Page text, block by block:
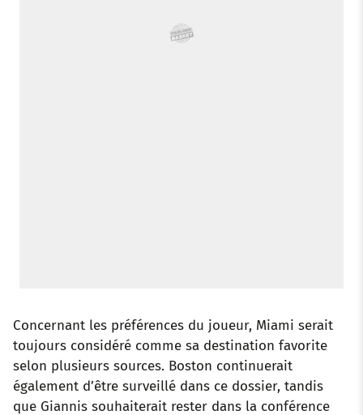
Concernant les préférences du joueur, Miami serait
toujours considéré comme sa destination favorite
selon plusieurs sources. Boston continuerait
également d’être surveillé dans ce dossier, tandis
que Giannis souhaiterait rester dans la conférence